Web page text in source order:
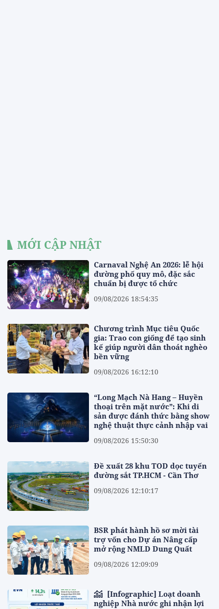
MỚI CẬP NHẬT
Carnaval Nghệ An 2026: lễ hội
đường phố quy mô, đặc sắc
chuẩn bị được tổ chức
09/08/2026 18:54:35
Chương trình Mục tiêu Quốc
gia: Trao con giống để tạo sinh
kế giúp người dân thoát nghèo
bền vững
09/08/2026 16:12:10
“Long Mạch Nà Hang – Huyền
thoại trên mặt nước”: Khi di
sản được đánh thức bằng show
nghệ thuật thực cảnh nhập vai
09/08/2026 15:50:30
Đề xuất 28 khu TOD dọc tuyến
đường sắt TP.HCM - Cần Thơ
09/08/2026 12:10:17
BSR phát hành hồ sơ mời tài
trợ vốn cho Dự án Nâng cấp
mở rộng NMLD Dung Quất
09/08/2026 12:09:09
nghiệp Nhà nước ghi nhận lợi